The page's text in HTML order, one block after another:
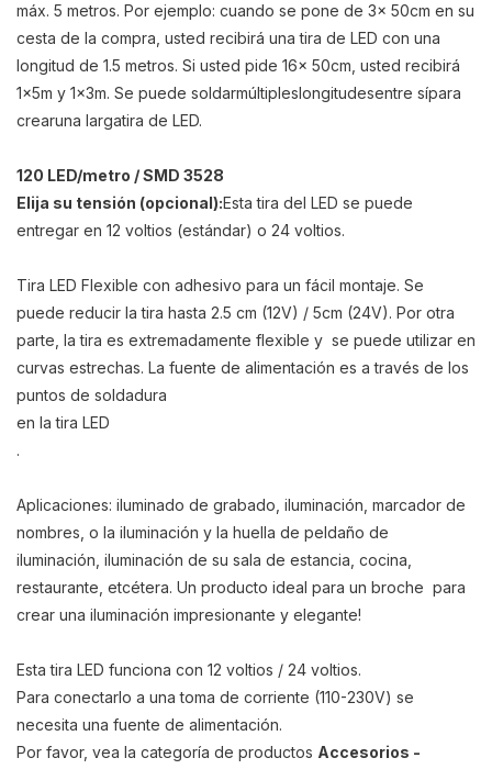
máx. 5 metros. Por ejemplo: cuando se pone de 3x 50cm en su
cesta de la compra, usted recibirá una tira de LED con una
longitud de 1.5 metros. Si usted pide 16x 50cm, usted recibirá
1x5m y 1x3m. Se puede soldarmúltipleslongitudesentre sípara
crearuna largatira de LED.
120 LED/metro / SMD 3528
Elija su tensión (opcional):Esta tira del LED se puede
entregar en 12 voltios (estándar) o 24 voltios.
Tira LED Flexible con adhesivo para un fácil montaje. Se
puede reducir la tira hasta 2.5 cm (12V) / 5cm (24V). Por otra
parte, la tira es extremadamente flexible y se puede utilizar en
curvas estrechas. La fuente de alimentación es a través de los
puntos de soldadura
en la tira LED
.
Aplicaciones: iluminado de grabado, iluminación, marcador de
nombres, o la iluminación y la huella de peldaño de
iluminación, iluminación de su sala de estancia, cocina,
restaurante, etcétera. Un producto ideal para un broche para
crear una iluminación impresionante y elegante!
Esta tira LED funciona con 12 voltios / 24 voltios.
Para conectarlo a una toma de corriente (110-230V) se
necesita una fuente de alimentación.
Por favor, vea la categoría de productos Accesorios -